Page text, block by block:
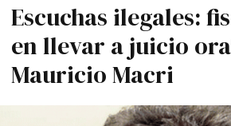
Escuchas ilegales:
en llevar a juicio
Mauricio Macri